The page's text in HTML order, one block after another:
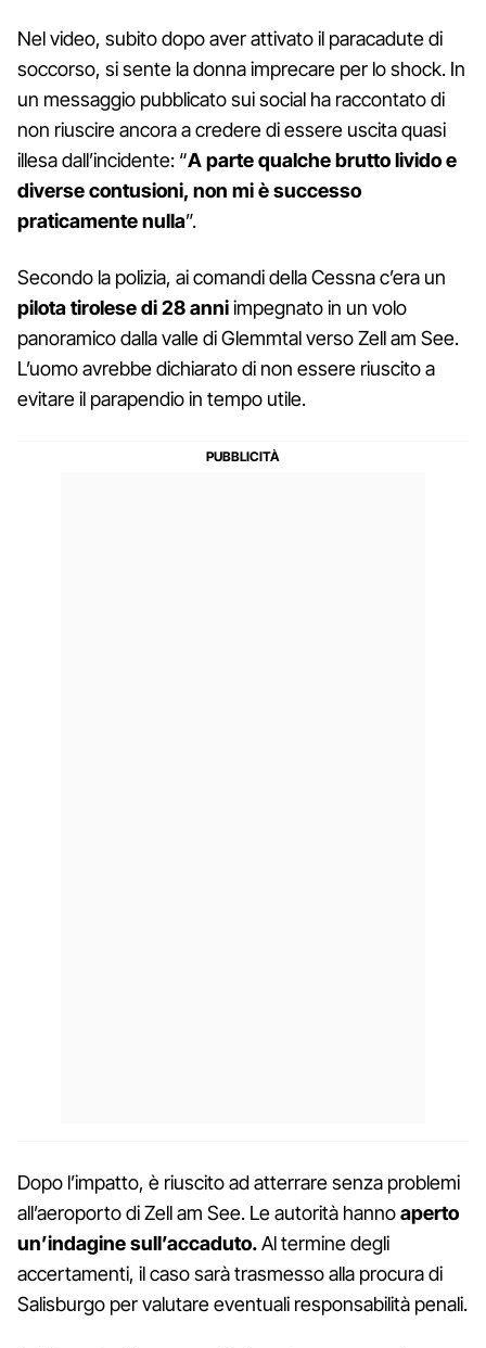
Nel video, subito dopo aver attivato il paracadute di
soccorso, si sente la donna imprecare per lo shock. In
un messaggio pubblicato sui social ha raccontato di
non riuscire ancora a credere di essere uscita quasi
illesa dall’incidente: “A parte qualche brutto livido e
diverse contusioni, non mi è successo
praticamente nulla”.
Secondo la polizia, ai comandi della Cessna c’era un
pilota tirolese di 28 anniimpegnato in un volo
panoramico dalla valle di Glemmtal verso Zell am See.
L’uomo avrebbe dichiarato di non essere riuscito a
evitare il parapendio in tempo utile.
Dopo l’impatto, è riuscito ad atterrare senza problemi
all’aeroporto di Zell am See. Le autorità hannoaperto
un’indagine sull’accaduto.Al termine degli
accertamenti, il caso sarà trasmesso alla procura di
Salisburgo per valutare eventuali responsabilità penali.